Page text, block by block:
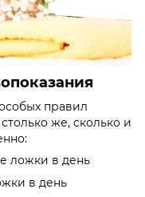
правил
же, сколько и
ложки в день
в день